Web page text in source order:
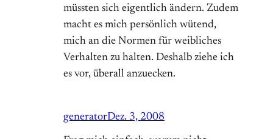
müssten sich eigentlich ändern. Zudem
macht es mich persönlich wütend,
mich an die Normen für weibliches
Verhalten zu halten. Deshalb ziehe ich
es vor, überall anzuecken.
generatorDez. 3, 2008